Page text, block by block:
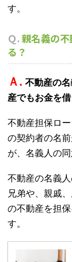
す。
Ｑ.親名義の
る？
Ａ. 不動産の
産でもお金を
不動産担保ロ
の契約者の名
が、名義人の同
不動産の名義
兄弟や、親戚
の不動産を担
す。